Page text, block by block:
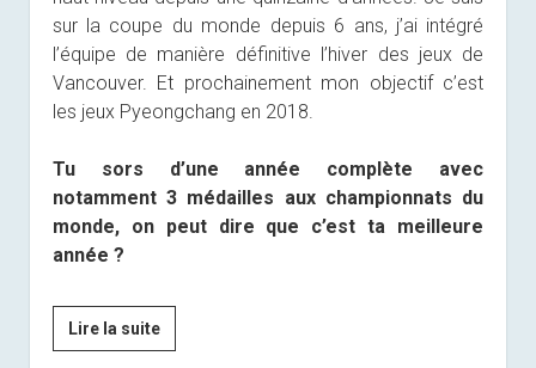
sur la coupe du monde depuis 6 ans, j’ai intégré
l’équipe de manière définitive l’hiver des jeux de
Vancouver. Et prochainement mon objectif c’est
les jeux Pyeongchang en 2018.
Tu sors d’une année complète avec
notamment 3 médailles aux championnats du
monde, on peut dire que c’est ta meilleure
année ?
Lire la suite[Presse]
Anais